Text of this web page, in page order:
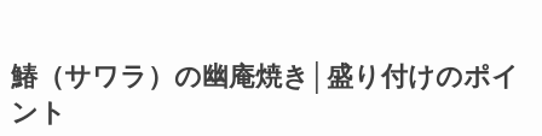
鰆（サワラ）の幽庵焼き│盛り付けのポイ
ント